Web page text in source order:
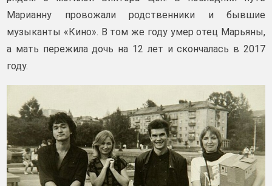
Марианну провожали родственники и бывшие
музыканты «Кино». В том же году умер отец Марьяны,
а мать пережила дочь на 12 лет и скончалась в 2017
году.